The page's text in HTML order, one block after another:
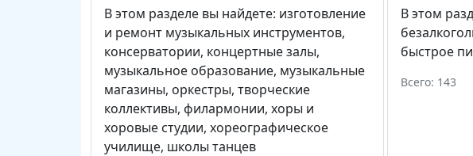
В этом разделе вы найдете: изготовление
и ремонт музыкальных инструментов,
консерватории, концертные залы,
музыкальное образование, музыкальные
магазины, оркестры, творческие
коллективы, филармонии, хоры и
хоровые студии, хореографическое
училище, школы танцев
В этом
быстрое
Всего: 143